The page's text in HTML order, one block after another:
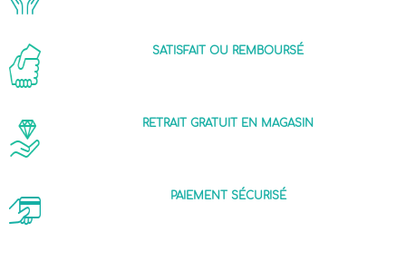
SATISFAIT OU REMBOURSÉ
RETRAIT GRATUIT EN MAGASIN
PAIEMENT SÉCURISÉ